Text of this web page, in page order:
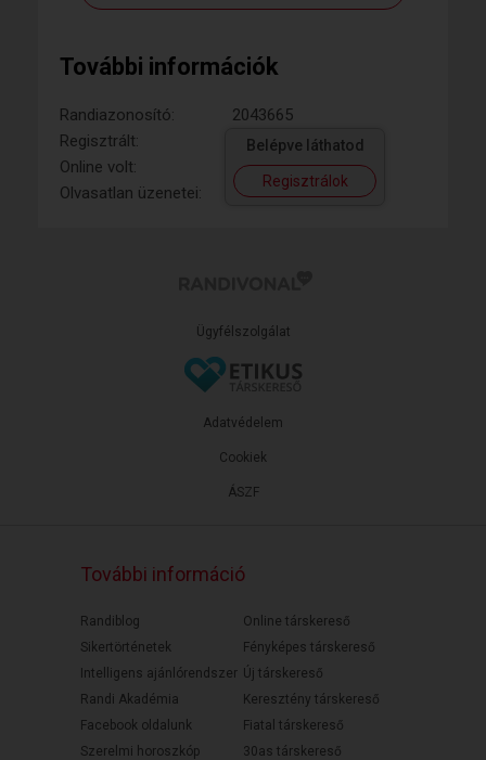
További információk
Randiazonosító:
2043665
Regisztrált:
Online volt:
Olvasatlan üzenetei:
Belépve láthatod
Regisztrálok
Ügyfélszolgálat
ÁSZF
Adatvédelem
Cookiek
További információ
Randiblog
Sikertörténetek
Intelligens ajánlórendszer
Randi Akadémia
Facebook oldalunk
Szerelmi horoszkóp
Online társkereső
Fényképes társkereső
Új társkereső
Keresztény társkereső
Fiatal társkereső
30as társkereső